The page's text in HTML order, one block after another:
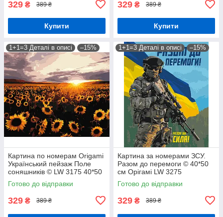
329 ₴ 389 ₴
Купити
329 ₴ 389 ₴
Купити
1+1=3 Деталі в описі –15%
Картина по номерам Origamі
Український пейзаж Поле
соняшників © LW 3175 40*50
pbn-p
Готово до відправки
329 ₴ 389 ₴
1+1=3 Деталі в описі –15%
Картина за номерами ЗСУ.
Разом до перемоги © 40*50
см Орігамі LW 3275
Готово до відправки
329 ₴ 389 ₴